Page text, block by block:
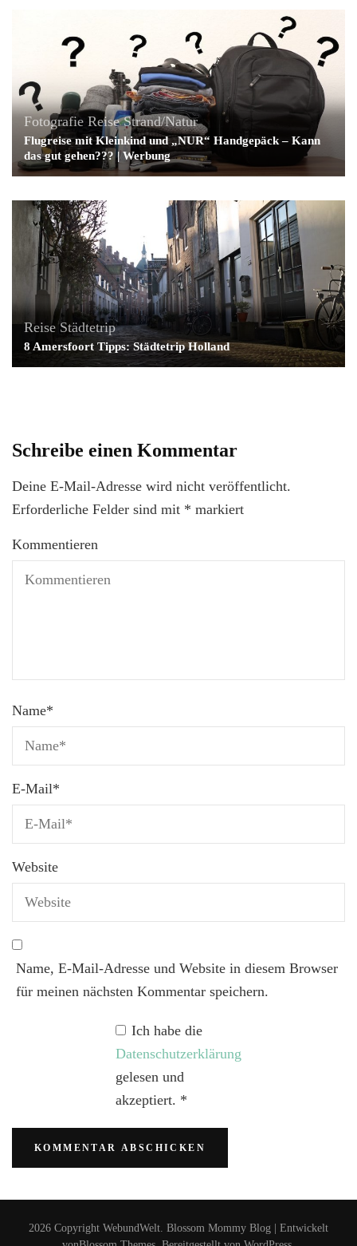
Fotografie Reise Strand/Natur
Flugreise mit Kleinkind und „NUR“ Handgepäck – Kann
das gut gehen??? | Werbung
Reise Städtetrip
8 Amersfoort Tipps: Städtetrip Holland
Schreibe einen Kommentar
Deine E-Mail-Adresse wird nicht veröffentlicht.
Erforderliche Felder sind mit * markiert
Kommentieren
Name*
E-Mail*
Website
Name, E-Mail-Adresse und Website in diesem Browser
für meinen nächsten Kommentar speichern.
Ich habe die
Datenschutzerklärung
gelesen und
akzeptiert. *
2026 Copyright WebundWelt Blossom Mommy Blog | Entwickelt